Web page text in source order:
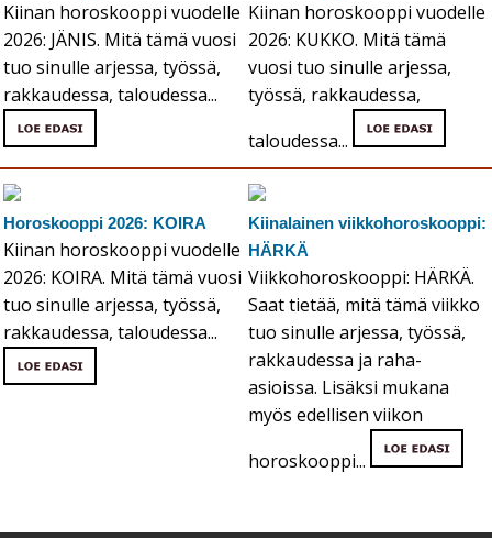
Kiinan horoskooppi vuodelle
2026: JÄNIS. Mitä tämä vuosi
tuo sinulle arjessa, työssä,
rakkaudessa, taloudessa...
Kiinan horoskooppi vuodelle
2026: KUKKO. Mitä tämä
vuosi tuo sinulle arjessa,
työssä, rakkaudessa,
taloudessa...
Horoskooppi 2026: KOIRA
Kiinan horoskooppi vuodelle
2026: KOIRA. Mitä tämä vuosi
tuo sinulle arjessa, työssä,
rakkaudessa, taloudessa...
Kiinalainen viikkohoroskooppi:
HÄRKÄ
Viikkohoroskooppi: HÄRKÄ.
Saat tietää, mitä tämä viikko
tuo sinulle arjessa, työssä,
rakkaudessa ja raha-
asioissa. Lisäksi mukana
myös edellisen viikon
horoskooppi...